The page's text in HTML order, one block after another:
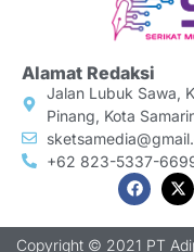
Alamat Redaksi
Jalan Lubuk Sawa,
Pinang, Kota
+62 823-5337-
Copyright © 2021 PT